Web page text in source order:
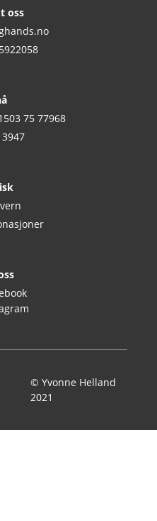
oss
75 77968
© Yvonne Helland
2021